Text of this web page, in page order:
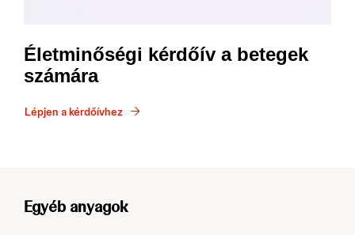
Életminőségi kérdőív a betegek
számára
Lépjen a kérdőívhez
Egyéb anyagok